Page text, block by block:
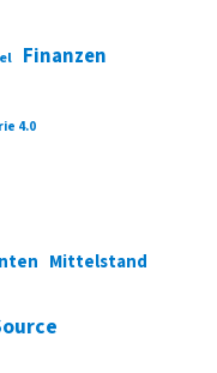
Finanzen
4.0
Mittelstand